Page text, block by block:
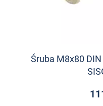
Śruba M8x80